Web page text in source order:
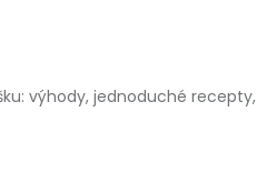
výhody, jednoduché recepty,